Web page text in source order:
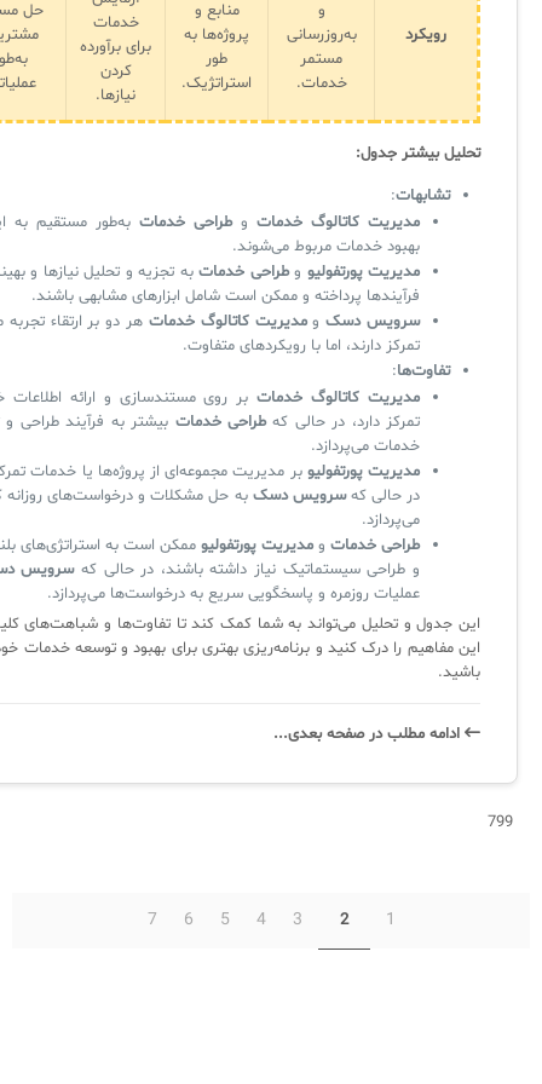
رویکرد
و
به‌روزرسانی
مستمر
خدمات.
منابع و
پروژه‌ها به
طور
استراتژیک.
خدمات
برای برآورده
کردن
نیازها.
حل
تحلیل بیشتر جدول:
تشابهات:
مدیریت کاتالوگ خدمات وطراحی خدمات به‌طور مستقیم به
بهبود خدمات مربوط می‌شوند.
مدیریت پورتفولیو وطراحی خدماتبه تجزیه و تحلیل نیازها و
فرآیندها پرداخته و ممکن است شامل ابزارهای مشابهی باشند.
سرویس دسکومدیریت کاتالوگ خدمات هر دو بر ارتقاء
تمرکز دارند، اما با رویکردهای متفاوت.
تفاوت‌ها:
مدیریت کاتالوگ خدماتبر روی مستندسازی و ارائه اطلاعات
تمرکز دارد، در حالی کهطراحی خدمات بیشتر به فرآیند طراحی
خدمات می‌پردازد.
مدیریت پورتفولیو بر مدیریت مجموعه‌ای از پروژه‌ها یا خدمات
در حالی کهسرویس دسک به حل مشکلات و درخواست‌های روزانه
می‌پردازد.
طراحی خدمات و مدیریت پورتفولیو ممکن است به استراتژی‌های
و طراحی سیستماتیک نیاز داشته باشند، در حالی کهسرویس
عملیات روزمره و پاسخگویی سریع به درخواست‌ها می‌پردازد.
این جدول و تحلیل می‌تواند به شما کمک کند تا تفاوت‌ها و شباهت‌های
این مفاهیم را درک کنید و برنامه‌ریزی بهتری برای بهبود و توسعه خدمات
باشید.
ادامه‌ مطلب در صفحه‌ بعدی...
799
1
2
3
4
5
6
7